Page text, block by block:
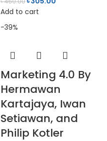
Add to cart
-39%
Marketing 4.0 By
Hermawan
Kartajaya, Iwan
Setiawan, and
Philip Kotler